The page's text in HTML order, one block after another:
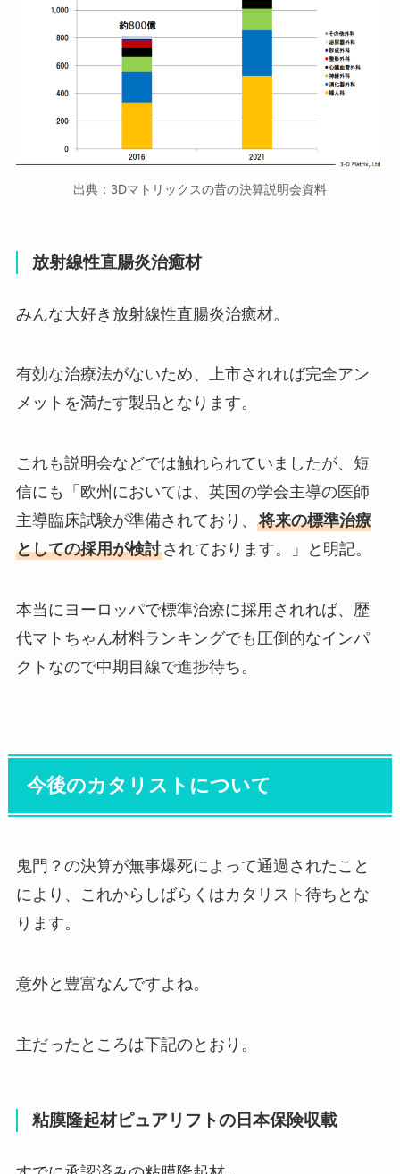
出典：3Dマトリックスの昔の決算説明会資料
放射線性直腸炎治癒材
みんな大好き放射線性直腸炎治癒材。
有効な治療法がないため、上市されれば完全アン
メットを満たす製品となります。
これも説明会などでは触れられていましたが、短
信にも「欧州においては、英国の学会主導の医師
主導臨床試験が準備されており、 将来の標準治療
としての採用が検討されております。」と明記。
本当にヨーロッパで標準治療に採用されれば、歴
代マトちゃん材料ランキングでも圧倒的なインパ
クトなので中期目線で進捗待ち。
今後のカタリストについて
鬼門？の決算が無事爆死によって通過されたこと
により、これからしばらくはカタリスト待ちとな
ります。
意外と豊富なんですよね。
主だったところは下記のとおり。
粘膜隆起材ピュアリフトの日本保険収載